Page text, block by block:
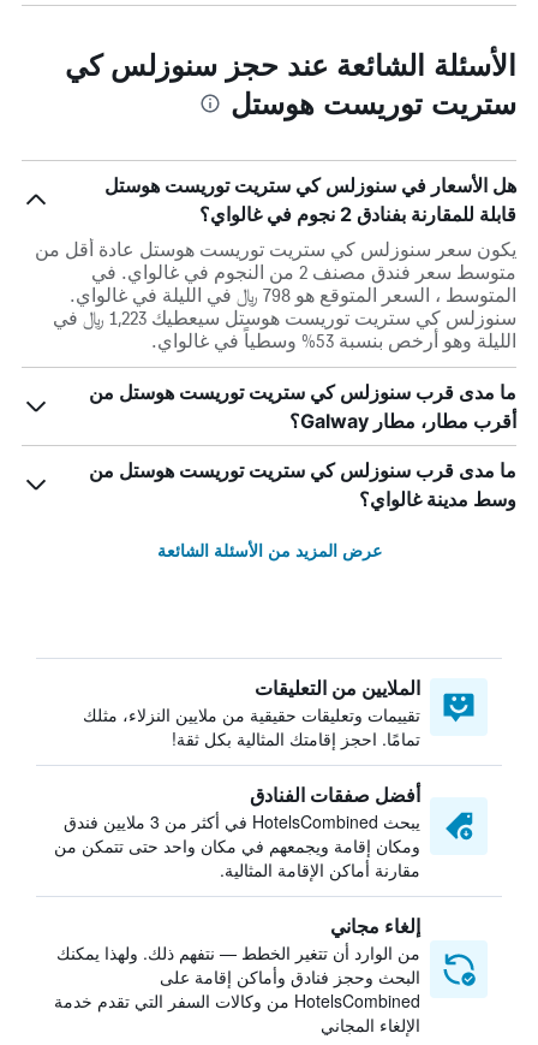
الأسئلة الشائعة عند حجز سنوزلس كي
ستريت توريست هوستل
هل الأسعار في سنوزلس كي ستريت توريست هوستل
قابلة للمقارنة بفنادق 2 نجوم في غالواي؟
يكون سعر سنوزلس كي ستريت توريست هوستل عادة أقل من
متوسط ​​سعر فندق مصنف 2 من النجوم في غالواي. في
المتوسط ، السعر المتوقع هو 798 ﷼ في الليلة في غالواي.
سنوزلس كي ستريت توريست هوستل سيعطيك 1,223 ﷼ في
الليلة وهو أرخص بنسبة 53% وسطياً في غالواي.
ما مدى قرب سنوزلس كي ستريت توريست هوستل من
أقرب مطار، مطار Galway؟
ما مدى قرب سنوزلس كي ستريت توريست هوستل من
وسط مدينة غالواي؟
عرض المزيد من الأسئلة الشائعة
الملايين من التعليقات
تقييمات وتعليقات حقيقية من ملايين النزلاء، مثلك
تمامًا. احجز إقامتك المثالية بكل ثقة!
أفضل صفقات الفنادق
يبحث HotelsCombined في أكثر من 3 ملايين فندق
ومكان إقامة ويجمعهم في مكان واحد حتى تتمكن من
مقارنة أماكن الإقامة المثالية.
إلغاء مجاني
من الوارد أن تتغير الخطط — نتفهم ذلك. ولهذا يمكنك
البحث وحجز فنادق وأماكن إقامة على
HotelsCombined من وكالات السفر التي تقدم خدمة
الإلغاء المجاني